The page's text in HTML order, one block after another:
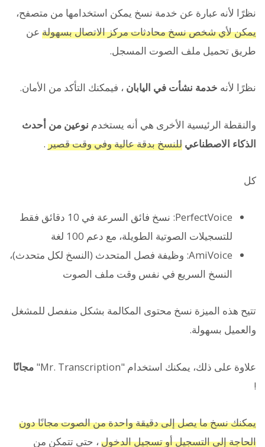
نظرًا لأنه عبارة عن خدمة نسخ يمكن استخدامها من متصفح،
يمكن لأي شخص نسخ محادثات مركز الاتصال بسهولة عن
طريق تحميل ملف الصوت المسجل.
نظرًا لأنه خدمة نشأت في اليابان ، فيمكنك التأكد من الأمان.
والنقطة الرئيسية الأخرى هي أنه يستخدم نوعين من أحدث
الذكاء الاصطناعي للنسخ بدقة عالية وفي وقت قصير .
كل
PerfectVoice: نسخ فائق السرعة في 10 دقائق فقط
للتسجيلات الصوتية الطويلة، مع دعم 100 لغة
AmiVoice: وظيفة فصل المتحدث (النسخ لكل متحدث)،
النسخ السريع في نفس وقت ملف الصوت
تتيح هذه الميزة نسخ محتوى المكالمة بشكل منفصل للمشغل
والعميل بسهولة.
علاوة على ذلك، يمكنك استخدام "Mr. Transcription"
مجانًا
!
يمكنك نسخ ما يصل إلى دقيقة واحدة من الصوت مجانًا دون
الحاجة إلى التسجيل أو تسجيل الدخول ، حتى تتمكن من